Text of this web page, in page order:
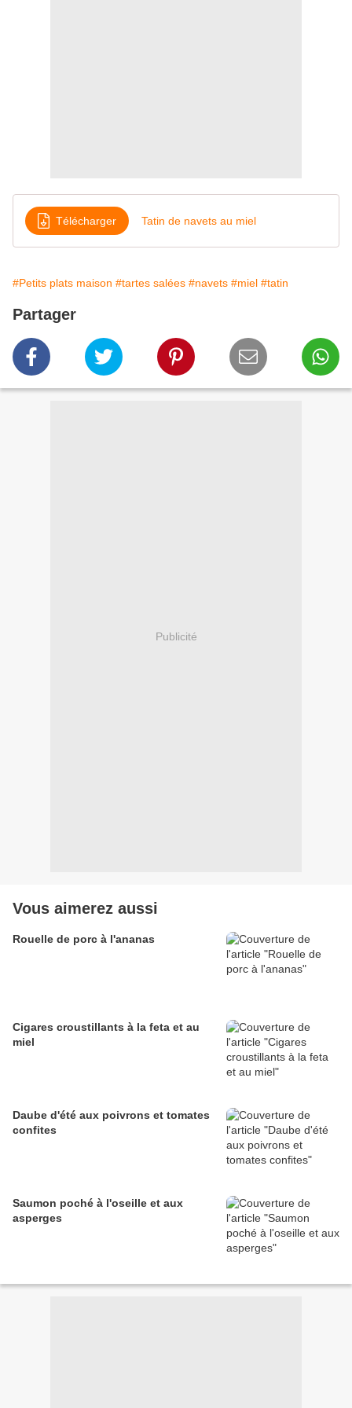
Télécharger Tatin de navets au miel
#Petits plats maison #tartes salées #navets #miel #tatin
Partager
Publicité
Vous aimerez aussi
Rouelle de porc à l'ananas
Cigares croustillants à la feta et au
miel
Daube d'été aux poivrons et tomates
confites
Saumon poché à l'oseille et aux
asperges